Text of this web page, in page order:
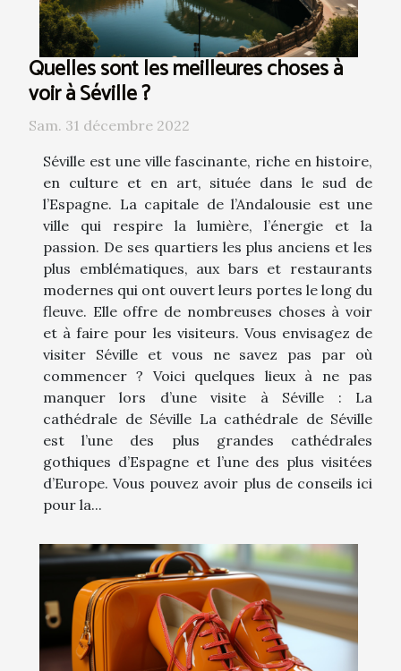
Quelles sont les meilleures choses à
voir à Séville ?
Sam. 31 décembre 2022
Séville est une ville fascinante, riche en histoire,
en culture et en art, située dans le sud de
l’Espagne. La capitale de l’Andalousie est une
ville qui respire la lumière, l’énergie et la
passion. De ses quartiers les plus anciens et les
plus emblématiques, aux bars et restaurants
modernes qui ont ouvert leurs portes le long du
fleuve. Elle offre de nombreuses choses à voir
et à faire pour les visiteurs. Vous envisagez de
visiter Séville et vous ne savez pas par où
commencer ? Voici quelques lieux à ne pas
manquer lors d’une visite à Séville : La
cathédrale de Séville La cathédrale de Séville
est l’une des plus grandes cathédrales
gothiques d’Espagne et l’une des plus visitées
d’Europe. Vous pouvez avoir plus de conseils ici
pour la...